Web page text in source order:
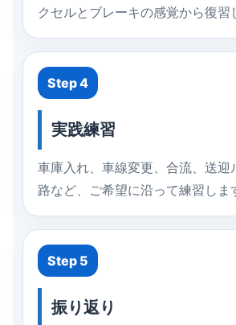
クセルとブレーキの感覚から復習
Step 4
実践練習
車庫入れ、車線変更、合流、送迎
路など、ご希望に沿って練習しま
Step 5
振り返り